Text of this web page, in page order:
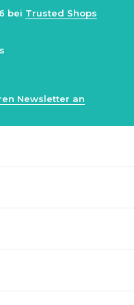
bei Trusted Shops
Newsletter an